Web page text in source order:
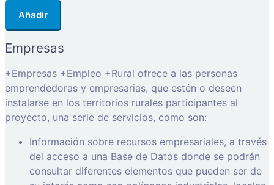
Añadir
Empresas
+Empresas +Empleo +Rural ofrece a las personas
emprendedoras y empresarias, que estén o deseen
instalarse en los territorios rurales participantes al
proyecto, una serie de servicios, como son:
Información sobre recursos empresariales, a través
del acceso a una Base de Datos donde se podrán
consultar diferentes elementos que pueden ser de